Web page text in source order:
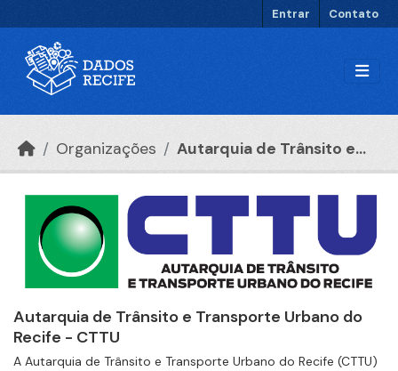
Entrar Contato
Organizações Autarquia de Trânsito e...
Autarquia de Trânsito e Transporte Urbano do
Recife - CTTU
A Autarquia de Trânsito e Transporte Urbano do Recife (CTTU)